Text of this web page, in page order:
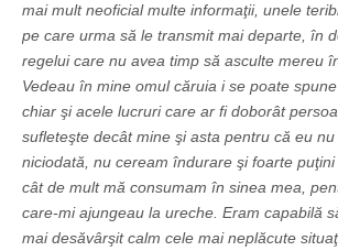
mai mult neoficial multe informaţii, unele
pe care urma să le transmit mai departe, în
regelui care nu avea timp să asculte mereu
Vedeau în mine omul căruia i se poate
chiar şi acele lucruri care ar fi doborât
sufleteşte decât mine şi asta pentru că eu
niciodată, nu ceream îndurare şi foarte
cât de mult mă consumam în sinea mea,
care-mi ajungeau la ureche. Eram capabilă
mai desă­vârşit calm cele mai neplăcute